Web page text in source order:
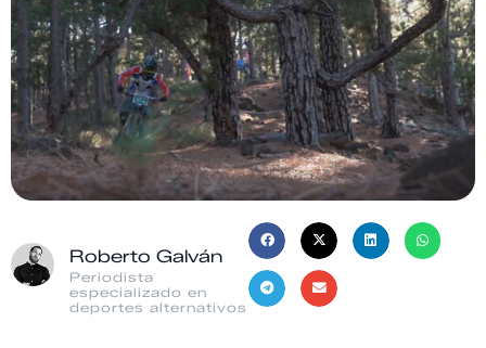
Roberto Galván
Periodista
especializado en
deportes alternativos